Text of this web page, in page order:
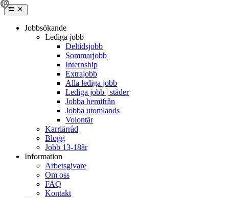
Jobbsökande
Lediga jobb
Deltidsjobb
Sommarjobb
Internship
Extrajobb
Alla lediga jobb
Lediga jobb | städer
Jobba hemifrån
Jobba utomlands
Volontär
Karriärråd
Blogg
Jobb 13-18år
Information
Arbetsgivare
Om oss
FAQ
Kontakt